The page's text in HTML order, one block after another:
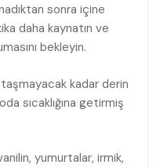
sonra içine
daha kaynatın ve
bekleyin.
taşmayacak kadar derin
sıcaklığına getirmiş
yumurtalar, irmik,